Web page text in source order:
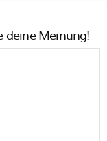
deine Meinung!